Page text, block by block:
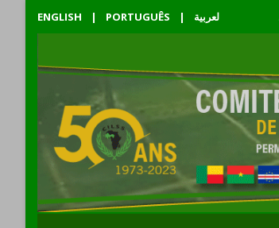
ENGLISH | PORTUGUÊS | لعربية